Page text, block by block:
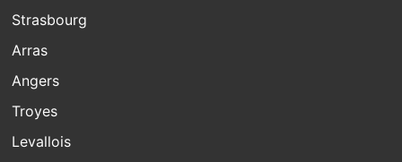
Strasbourg
Arras
Angers
Troyes
Levallois